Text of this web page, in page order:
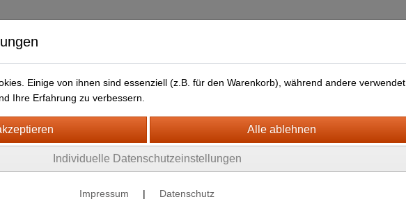
HJB Bücher Newsletter
Dhark : Weg ins Weltall
Einige von ihnen sind essenziell (z.B. für den Warenkorb), während andere verwendet
Ihre Erfahrung zu verbessern.
Individuelle Datenschutzeinstellungen
Impressum | Datenschutz